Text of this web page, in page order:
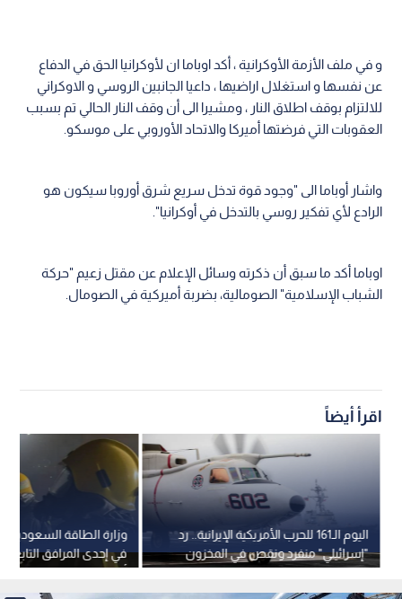
و في ملف الأزمة الأوكرانية ، أكد اوباما ان لأوكرانيا الحق في الدفاع
عن نفسها و استغلال اراضيها ، داعيا الجانبين الروسي و الاوكراني
للالتزام بوقف اطلاق النار ، ومشيرا الى أن وقف النار الحالي تم بسبب
العقوبات التي فرضتها أميركا والاتحاد الأوروبي على موسكو.
واشار أوباما الى "وجود قوة تدخل سريع شرق أوروبا سيكون هو
الرادع لأي تفكير روسي بالتدخل في أوكرانيا".
اوباما أكد ما سبق أن ذكرته وسائل الإعلام عن مقتل زعيم "حركة
الشباب الإسلامية" الصومالية، بضربة أميركية في الصومال.
اقرأ أيضاً
وزارة الطاقة السعودية:
في إحدى المرافق
أرامكو دون خسائر بشرية
اليوم الـ161 للحرب الأمريكية الإيرانية.. رد
"إسرائيلي" منفرد ونقص في المخزون
الأمريكي